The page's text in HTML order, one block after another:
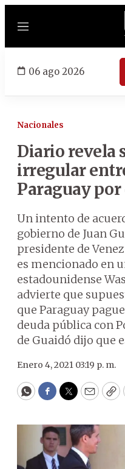
Menú
06 ago 2026
Nacionales
Diario revela
irregular
Paraguay por
Un intento de
gobierno de Juan
presidente de
es mencionado en
estadounidense
advierte que
que Paraguay
deuda pública con
de Guaidó dijo que
Enero 4, 2021 03:19 p. m.
WhatsApp
Facebook
Twitter
Email